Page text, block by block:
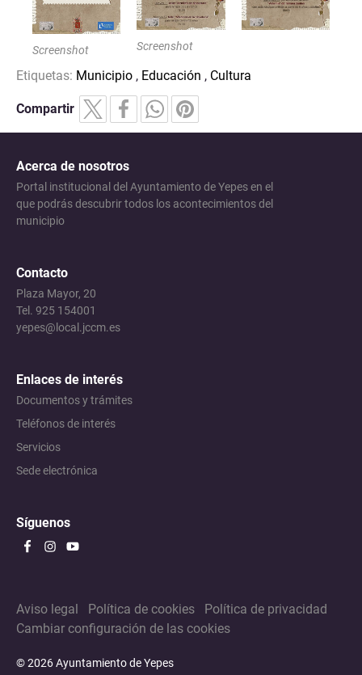
Screenshot Screenshot
Etiquetas: Municipio , Educación , Cultura
Compartir
Acerca de nosotros
Portal institucional del Ayuntamiento de Yepes en el
que podrás descubrir todos los acontecimientos del
municipio
Contacto
Plaza Mayor, 20
Tel. 925 154001
yepes@local.jccm.es
Enlaces de interés
Documentos y trámites
Teléfonos de interés
Servicios
Sede electrónica
Síguenos
Aviso legal Política de cookies
Política de privacidad
Cambiar configuración de las cookies
© 2026 Ayuntamiento de Yepes